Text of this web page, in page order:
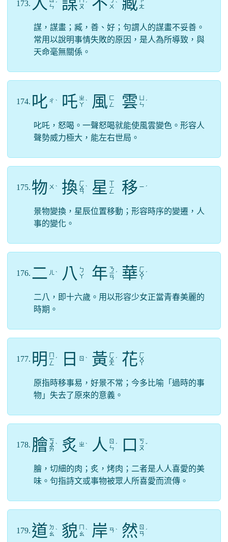
173. 人 ㄣ ˊ 謀 ㄡ ˊ 不 ㄨ ˋ 臧 ㄤ
謀，謀畫；臧，善、好；句謂人的謀畫不妥善。
常用以說明事情失敗的原因，是人為所導致，與
天命毫無關係。
174. 叱 ㄔ ˋ 吒 ㄓ
ㄚ ˋ 風 ㄈ
ㄥ
雲 ㄣ ˊ
叱吒，怒喝。一聲怒喝就能使風雲變色。形容人
聲勢威力極大，能左右世局。
175. 物 ㄨ ˋ 換 ㄏ
ㄨ
ㄢ
ˋ 星 ㄧ
ㄥ 移 ㄧ ˊ
景物變換，星辰位置移動；形容時序的變遷，人
事的變化。
176. 二 ㄦ ˋ 八 ㄅ
ㄚ
年 ㄋ
ㄧ
ㄢ
ˊ 華 ㄏ
ㄨ
ㄚ
ˊ
二八，即十六歲。用以形容少女正當青春美麗的
時期。
177. 明 ㄧ
ㄥ
ˊ 日 ㄖ ˋ 黃 ㄏ
ㄨ
ㄤ
ˊ 花 ㄏ
ㄨ
ㄚ
原指時移事易，好景不常；今多比喻「過時的事
物」失去了原來的意義。
178. 膾 ㄎ
ㄨ
ㄞ
ˋ 炙 ㄓ ˋ 人 ㄖ
ㄣ ˊ 口
ㄎ
ㄡ ˇ
膾，切細的肉；炙，烤肉；二者是人人喜愛的美
味。句指詩文或事物被眾人所喜愛而流傳。
179. 道 ㄉ
ㄠ ˋ 貌 ㄠ ˋ 岸 ㄢ ˋ 然 ㄖ
ㄢ ˊ